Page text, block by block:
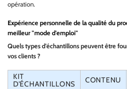
opération.
Expérience personnelle de la qualité du
meilleur "mode d'emploi"
Quels types d'échantillons peuvent être
vos clients ?
KIT
D'ÉCHANTILLONS
CONTENU